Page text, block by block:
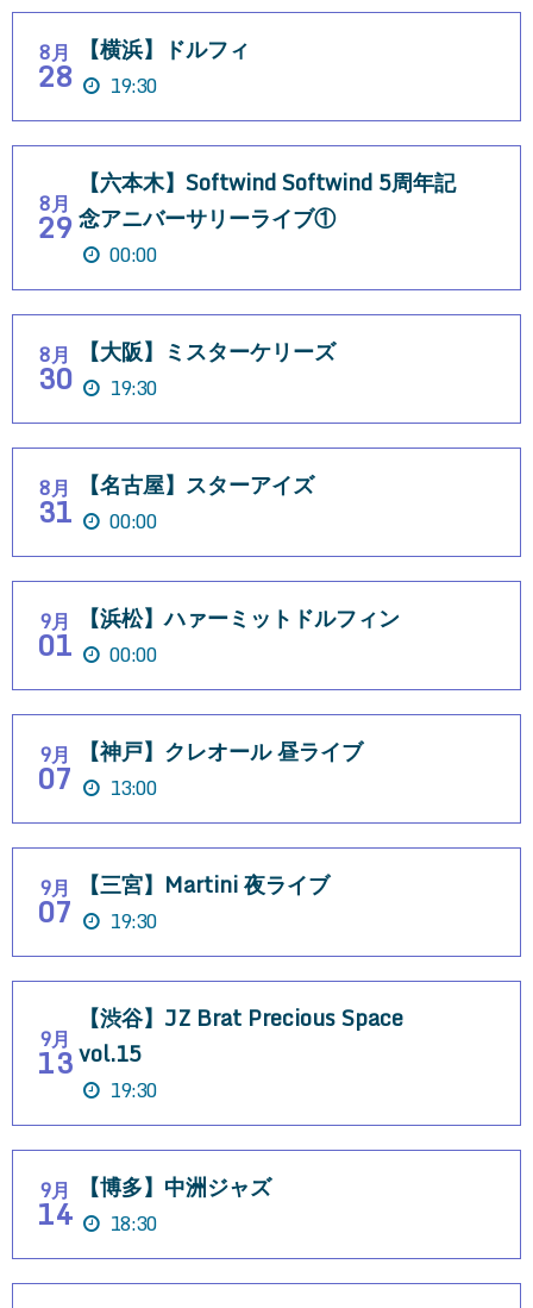
8月
28
【横浜】ドルフィ
19:30
8月
29
【六本木】Softwind Softwind 5周年記
念アニバーサリーライブ①
00:00
8月
30
【大阪】ミスターケリーズ
19:30
8月
31
【名古屋】スターアイズ
00:00
9月
01
【浜松】ハァーミットドルフィン
00:00
9月
07
【神戸】クレオール 昼ライブ
13:00
9月
07
【三宮】Martini 夜ライブ
19:30
9月
13
【渋谷】JZ Brat Precious Space
vol.15
19:30
9月
14
【博多】中洲ジャズ
18:30